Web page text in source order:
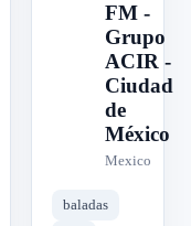
FM -
Grupo
ACIR -
Ciudad
de
México
Mexico
baladas